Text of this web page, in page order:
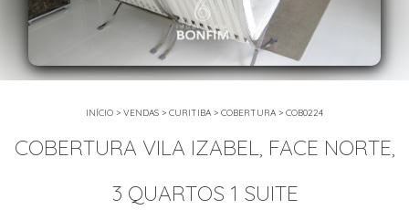
INÍCIO > VENDAS > CURITIBA > COBERTURA > COB0224
COBERTURA VILA IZABEL, FACE NORTE,
3 QUARTOS 1 SUITE